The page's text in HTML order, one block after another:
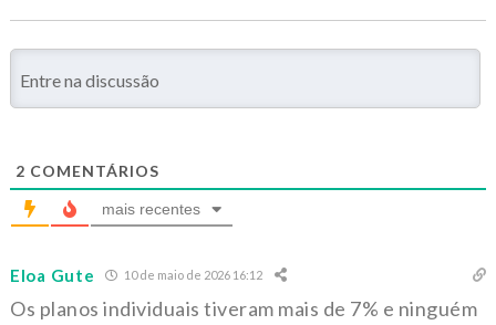
2 COMENTÁRIOS
mais recentes
Eloa Gute 10 de maio de 2026 16:12
Os planos individuais tiveram mais de 7% e ninguém